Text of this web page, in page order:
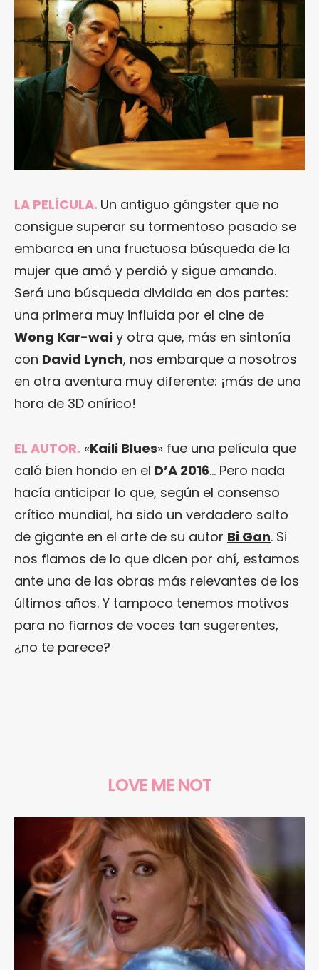
LA PELÍCULA. Un antiguo gángster que no
consigue superar su tormentoso pasado se
embarca en una fructuosa búsqueda de la
mujer que amó y perdió y sigue amando.
Será una búsqueda dividida en dos partes:
una primera muy influída por el cine de
Wong Kar-wai y otra que, más en sintonía
con David Lynch, nos embarque a nosotros
en otra aventura muy diferente: ¡más de una
hora de 3D onírico!
EL AUTOR. «Kaili Blues» fue una película que
caló bien hondo en el D’A 2016… Pero nada
hacía anticipar lo que, según el consenso
crítico mundial, ha sido un verdadero salto
de gigante en el arte de su autor Bi Gan. Si
nos fiamos de lo que dicen por ahí, estamos
ante una de las obras más relevantes de los
últimos años. Y tampoco tenemos motivos
para no fiarnos de voces tan sugerentes,
¿no te parece?
LOVE ME NOT